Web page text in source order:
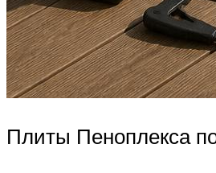
Плиты Пеноплекса